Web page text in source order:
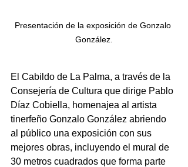
Presentación de la exposición de Gonzalo
González.
El Cabildo de La Palma, a través de la
Consejería de Cultura que dirige Pablo
Díaz Cobiella, homenajea al artista
tinerfeño Gonzalo González abriendo
al público una exposición con sus
mejores obras, incluyendo el mural de
30 metros cuadrados que forma parte